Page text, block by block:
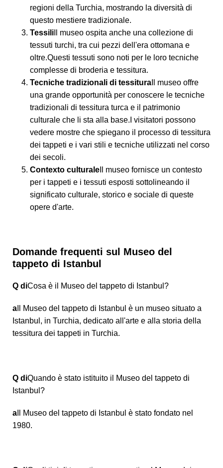
regioni della Turchia, mostrando la diversità di
questo mestiere tradizionale.
Tessili Il museo ospita anche una collezione di
tessuti turchi, tra cui pezzi dell'era ottomana e
oltre.Questi tessuti sono noti per le loro tecniche
complesse di broderia e tessitura.
Tecniche tradizionali di tessitura Il museo offre
una grande opportunità per conoscere le tecniche
tradizionali di tessitura turca e il patrimonio
culturale che li sta alla base.I visitatori possono
vedere mostre che spiegano il processo di tessitura
dei tappeti e i vari stili e tecniche utilizzati nel corso
dei secoli.
Contexto culturale Il museo fornisce un contesto
per i tappeti e i tessuti esposti sottolineando il
significato culturale, storico e sociale di queste
opere d'arte.
Domande frequenti sul Museo del
tappeto di Istanbul
Q diCosa è il Museo del tappeto di Istanbul?
a Il Museo del tappeto di Istanbul è un museo situato a
Istanbul, in Turchia, dedicato all'arte e alla storia della
tessitura dei tappeti in Turchia.
Q diQuando è stato istituito il Museo del tappeto di
Istanbul?
a Il Museo del tappeto di Istanbul è stato fondato nel
1980.